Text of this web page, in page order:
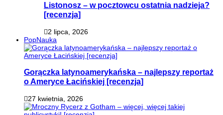
Listonosz – w pocztowcu ostatnia nadzieja?
[recenzja]
2 lipca, 2026
PopNauka
Gorączka latynoamerykańska – najlepszy reportaż
o Ameryce Łacińskiej [recenzja]
27 kwietnia, 2026